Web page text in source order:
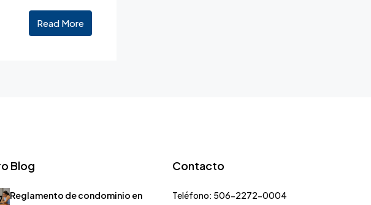
Read More
Blog
Reglamento de condominio en
Contacto
Teléfono: 506-2272-0004